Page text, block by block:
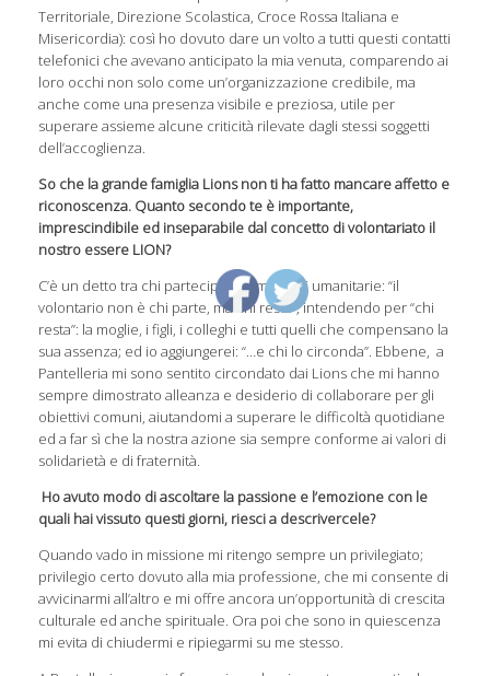
Territoriale, Direzione Scolastica, Croce Rossa Italiana e
Misericordia): così ho dovuto dare un volto a tutti questi contatti
telefonici che avevano anticipato la mia venuta, comparendo ai
loro occhi non solo come un’organizzazione credibile, ma
anche come una presenza visibile e preziosa, utile per
superare assieme alcune criticità rilevate dagli stessi soggetti
dell’accoglienza.
So che la grande famiglia Lions non ti ha fatto mancare affetto e
riconoscenza. Quanto secondo te è importante,
imprescindibile ed inseparabile dal concetto di volontariato il
nostro essere LION?
C’è un detto tra chi partecipa alle missioni umanitarie: “il
volontario non è chi parte, ma chi resta”, intendendo per “chi
resta”: la moglie, i figli, i colleghi e tutti quelli che compensano la
sua assenza; ed io aggiungerei: “…e chi lo circonda”. Ebbene, a
Pantelleria mi sono sentito circondato dai Lions che mi hanno
sempre dimostrato alleanza e desiderio di collaborare per gli
obiettivi comuni, aiutandomi a superare le difficoltà quotidiane
ed a far sì che la nostra azione sia sempre conforme ai valori di
solidarietà e di fraternità.
Ho avuto modo di ascoltare la passione e l’emozione con le
quali hai vissuto questi giorni, riesci a descrivercele?
Quando vado in missione mi ritengo sempre un privilegiato;
privilegio certo dovuto alla mia professione, che mi consente di
avvicinarmi all’altro e mi offre ancora un’opportunità di crescita
culturale ed anche spirituale. Ora poi che sono in quiescenza
mi evita di chiudermi e ripiegarmi su me stesso.